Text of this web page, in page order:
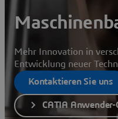
Mehr Innovation in
Entwicklung neuer
Kontaktieren Sie uns
CATIA